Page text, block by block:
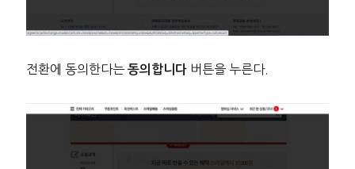
전환에 동의한다는 동의합니다버튼을 누른다.